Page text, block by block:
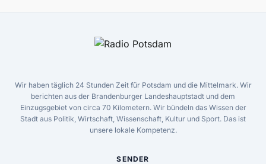
Wir haben täglich 24 Stunden Zeit für Potsdam und die Mittelmark. Wir
berichten aus der Brandenburger Landeshauptstadt und dem
Einzugsgebiet von circa 70 Kilometern. Wir bündeln das Wissen der
Stadt aus Politik, Wirtschaft, Wissenschaft, Kultur und Sport. Das ist
unsere lokale Kompetenz.
SENDER